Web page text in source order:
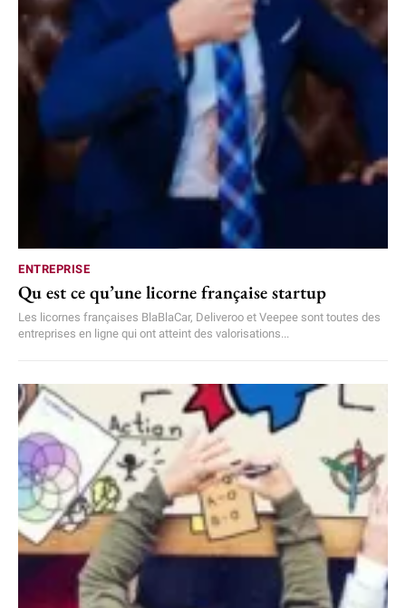
ENTREPRISE
Qu est ce qu’une licorne française startup
Les licornes françaises BlaBlaCar, Deliveroo et Veepee sont toutes des
entreprises en ligne qui ont atteint des valorisations...